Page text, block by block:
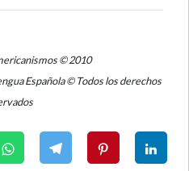
© 2010
Española © Todos los derechos